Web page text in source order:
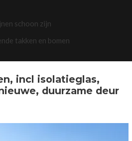
schoon zijn
takken en bomen
incl isolatieglas,
duurzame deur